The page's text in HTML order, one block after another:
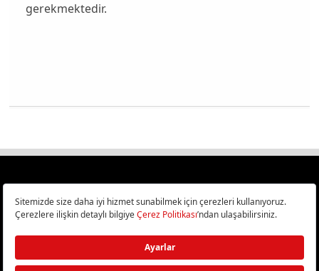
gerekmektedir.
Türkiye
Bilişim ve Teknoloji Haberleri CHIP Online’da!